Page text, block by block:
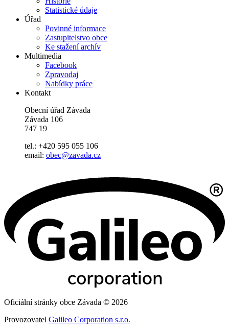
Statistické údaje
Úřad
Povinné informace
Zastupitelstvo obce
Ke stažení archív
Multimedia
Facebook
Zpravodaj
Nabídky práce
Kontakt
Obecní úřad Závada
Závada 106
747 19
tel.: +420 595 055 106
email: obec@zavada.cz
Oficiální stránky obce Závada © 2026
Provozovatel Galileo Corporation s.r.o.